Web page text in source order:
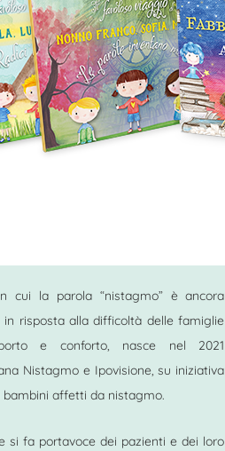
cui la parola “nistagmo” è ancora
in risposta alla difficoltà delle famiglie
e conforto, nasce nel 2021
Nistagmo e Ipovisione, su iniziativa
affetti da nistagmo.
si fa portavoce dei pazienti e dei loro